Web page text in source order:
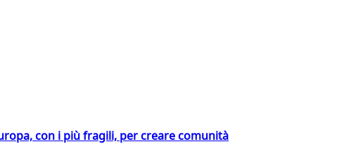
con i più fragili, per creare comunità